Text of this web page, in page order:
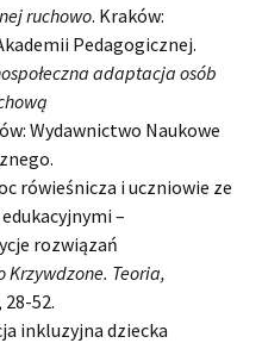
ruchowo. Kraków:
Pedagogicznej.
adaptacja osób
Wydawnictwo Naukowe
rówieśnicza i uczniowie ze
–
rozwiązań
Krzywdzone. Teoria,
28-52.
inkluzyjna dziecka